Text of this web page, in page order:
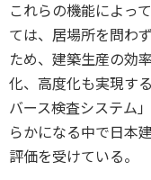
これらの機能によっ
ては、居場所を問わ
ため、建築生産の効
化、高度化も実現す
バース検査システム
らかになる中で日本
評価を受けている。